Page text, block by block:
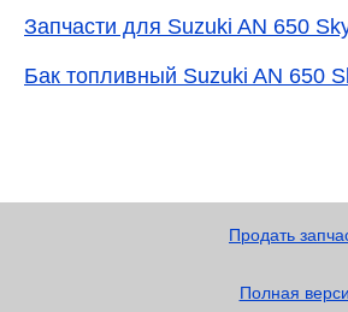
Запчасти для Suzuki AN 650
Бак топливный Suzuki AN 650
Продать
Полная